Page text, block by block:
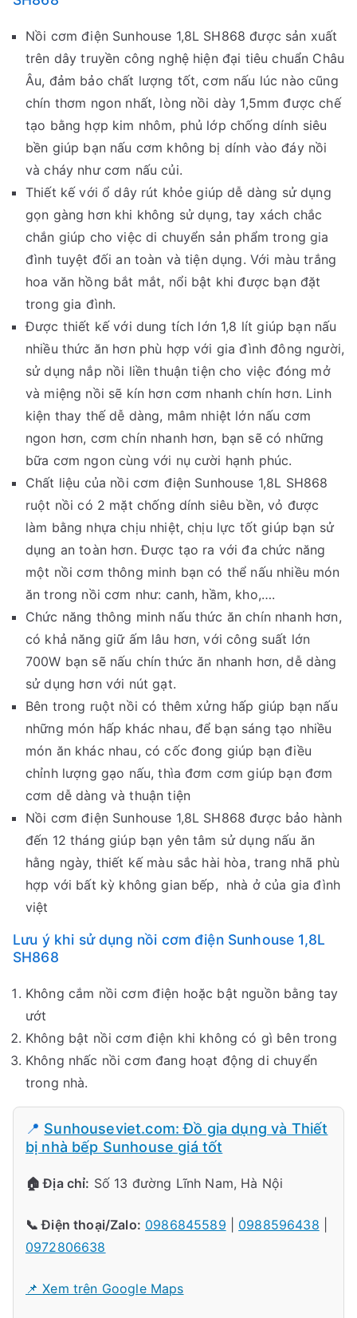
Nồi cơm điện Sunhouse 1,8L SH868 được sản xuất
trên dây truyền công nghệ hiện đại tiêu chuẩn Châu
Âu, đảm bảo chất lượng tốt, cơm nấu lúc nào cũng
chín thơm ngon nhất, lòng nồi dày 1,5mm được chế
tạo bằng hợp kim nhôm, phủ lớp chống dính siêu
bền giúp bạn nấu cơm không bị dính vào đáy nồi
và cháy như cơm nấu củi.
Thiết kế với ổ dây rút khỏe giúp dễ dàng sử dụng
gọn gàng hơn khi không sử dụng, tay xách chắc
chắn giúp cho việc di chuyển sản phẩm trong gia
đình tuyệt đối an toàn và tiện dụng. Với màu trắng
hoa văn hồng bắt mắt, nổi bật khi được bạn đặt
trong gia đình.
Được thiết kế với dung tích lớn 1,8 lít giúp bạn nấu
nhiều thức ăn hơn phù hợp với gia đình đông người,
sử dụng nắp nồi liền thuận tiện cho việc đóng mở
và miệng nồi sẽ kín hơn cơm nhanh chín hơn. Linh
kiện thay thế dễ dàng, mâm nhiệt lớn nấu cơm
ngon hơn, cơm chín nhanh hơn, bạn sẽ có những
bữa cơm ngon cùng với nụ cười hạnh phúc.
Chất liệu của nồi cơm điện Sunhouse 1,8L SH868
ruột nồi có 2 mặt chống dính siêu bền, vỏ được
làm bằng nhựa chịu nhiệt, chịu lực tốt giúp bạn sử
dụng an toàn hơn. Được tạo ra với đa chức năng
một nồi cơm thông minh bạn có thể nấu nhiều món
ăn trong nồi cơm như: canh, hầm, kho,….
Chức năng thông minh nấu thức ăn chín nhanh hơn,
có khả năng giữ ấm lâu hơn, với công suất lớn
700W bạn sẽ nấu chín thức ăn nhanh hơn, dễ dàng
sử dụng hơn với nút gạt.
Bên trong ruột nồi có thêm xửng hấp giúp bạn nấu
những món hấp khác nhau, để bạn sáng tạo nhiều
món ăn khác nhau, có cốc đong giúp bạn điều
chỉnh lượng gạo nấu, thìa đơm cơm giúp bạn đơm
cơm dễ dàng và thuận tiện
Nồi cơm điện Sunhouse 1,8L SH868 được bảo hành
đến 12 tháng giúp bạn yên tâm sử dụng nấu ăn
hằng ngày, thiết kế màu sắc hài hòa, trang nhã phù
hợp với bất kỳ không gian bếp, nhà ở của gia đình
việt
Lưu ý khi sử dụng nồi cơm điện Sunhouse 1,8L
SH868
Không cắm nồi cơm điện hoặc bật nguồn bằng tay
ướt
Không bật nồi cơm điện khi không có gì bên trong
Không nhấc nồi cơm đang hoạt động di chuyển
trong nhà.
📍 Sunhouseviet.com: Đồ gia dụng và Thiết
bị nhà bếp Sunhouse giá tốt
🏠 Địa chỉ: Số 13 đường Lĩnh Nam, Hà Nội
📞 Điện thoại/Zalo: 0986845589 0988596438
0972806638
📌 Xem trên Google Maps